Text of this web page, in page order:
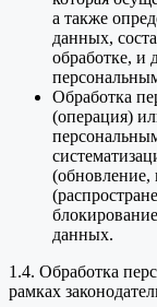
а также
данных,
обработке, и
Обработка
(операция)
(обновление,
данных.
1.4. Обработка
рамках